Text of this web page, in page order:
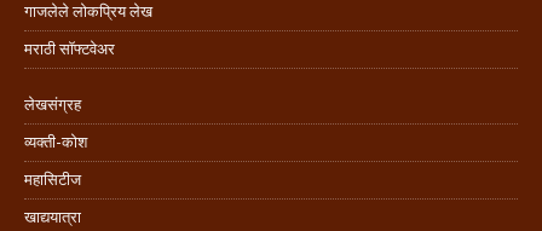
गाजलेले लोकप्रिय लेख
मराठी सॉफ्टवेअर
लेखसंग्रह
व्यक्ती-कोश
महासिटीज
खाद्ययात्रा